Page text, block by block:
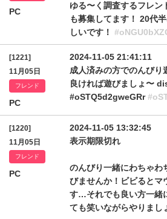
PC
ゆる〜く調査するフレン
も募集してます！ 20代
しいです！
[1221]
11月05日
フレンド
PC
2024-11-05 21:41:11
成人済みの方でのんびり
良ければ遊びましょ〜
#oSTQ5d2gweGRr
[1220]
11月05日
フレンド
PC
2024-11-05 13:32:45
表示期限切れ
のんびり一緒にわちゃわ
びませんか！ビビるとマ
す…それでも良い方一緒
ても笑いながらやりまし